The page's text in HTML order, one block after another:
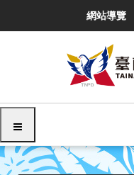
區
網站導覽
選單